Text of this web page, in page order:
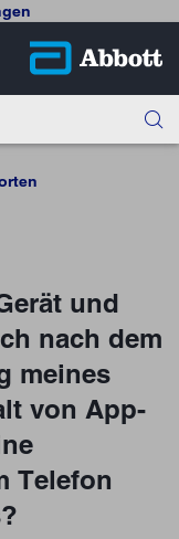
und
nach dem
meines
von App-
Telefon